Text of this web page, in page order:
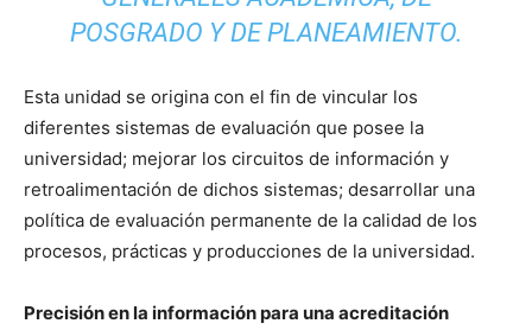
POSGRADO Y DE PLANEAMIENTO.
Esta unidad se origina con el fin de vincular los
diferentes sistemas de evaluación que posee la
universidad; mejorar los circuitos de información y
retroalimentación de dichos sistemas; desarrollar una
política de evaluación permanente de la calidad de los
procesos, prácticas y producciones de la universidad.
Precisión en la información para una acreditación